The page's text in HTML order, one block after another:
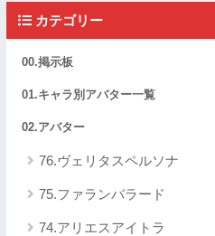
カテゴリー
00.掲示板
01.キャラ別アバター一覧
02.アバター
76.ヴェリタスペルソナ
75.ファランバラード
74.アリエスアイトラ